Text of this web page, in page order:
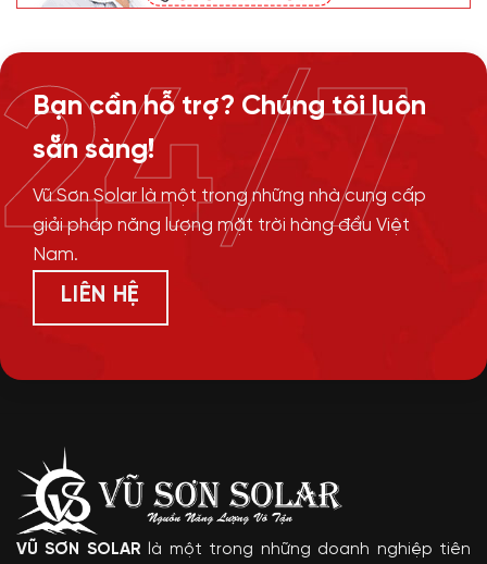
Bạn cần hỗ trợ? Chúng tôi luôn
sẵn sàng!
Vũ Sơn Solar là một trong những nhà cung cấp
giải pháp năng lượng mặt trời hàng đầu Việt
Nam.
LIÊN HỆ
24/7
VŨ SƠN SOLAR là một trong những doanh nghiệp tiên